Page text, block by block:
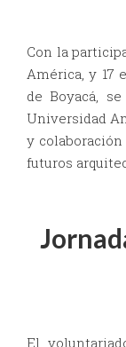
Con la
América, y 17
de Boyacá,
Universidad
y
futuros
El